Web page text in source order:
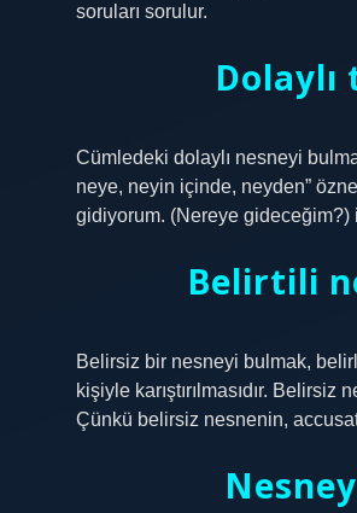
soruları sorulur.
Cümledeki dolaylı nesneyi
neye, neyin içinde, neyden”
gidiyorum. (Nereye gideceğim?)
Belirtili
Belirsiz bir nesneyi bulmak,
kişiyle karıştırılmasıdır.
Çünkü belirsiz nesnenin,